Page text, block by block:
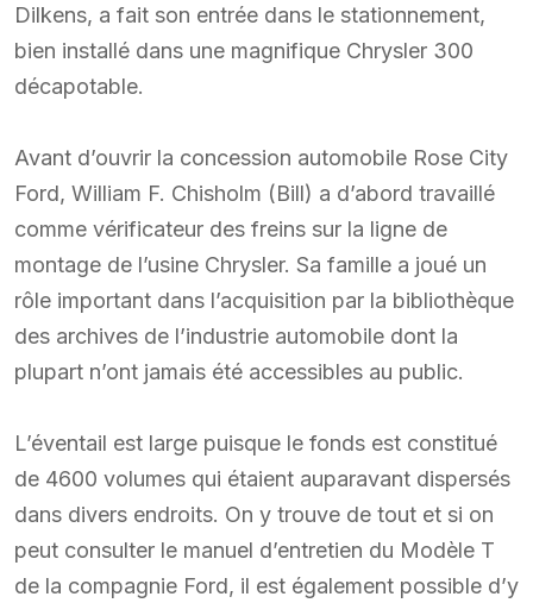
Dilkens, a fait son entrée dans le stationnement,
bien installé dans une magnifique Chrysler 300
décapotable.
Avant d’ouvrir la concession automobile Rose City
Ford, William F. Chisholm (Bill) a d’abord travaillé
comme vérificateur des freins sur la ligne de
montage de l’usine Chrysler. Sa famille a joué un
rôle important dans l’acquisition par la bibliothèque
des archives de l’industrie automobile dont la
plupart n’ont jamais été accessibles au public.
L’éventail est large puisque le fonds est constitué
de 4600 volumes qui étaient auparavant dispersés
dans divers endroits. On y trouve de tout et si on
peut consulter le manuel d’entretien du Modèle T
de la compagnie Ford, il est également possible d’y